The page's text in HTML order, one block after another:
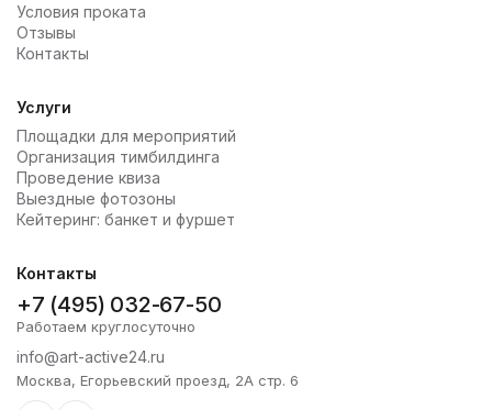
Условия проката
Отзывы
Контакты
Услуги
Площадки для мероприятий
Организация тимбилдинга
Проведение квиза
Выездные фотозоны
Кейтеринг: банкет и фуршет
Контакты
+7 (495) 032-67-50
Работаем круглосуточно
info@art-active24.ru
Москва, Егорьевский проезд, 2А стр. 6